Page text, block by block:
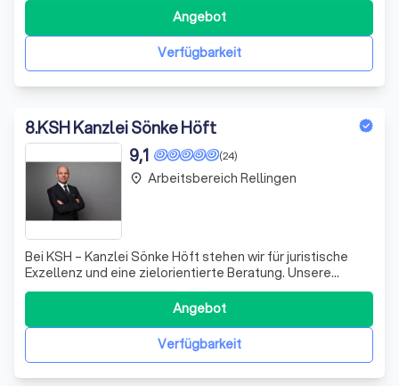
Arbeitsrecht und allgemeines Zivil- und Wirtschaftsrecht
an. Ich vertrete sowohl Mieter als auch Vermieter und
helfe bei der Ausarbeitung und dem Absc
Verfügbarkeit
Angebot
8.KSH Kanzlei Sönke Höft
(24)
9,1
Bei KSH – Kanzlei Sönke Höft stehen wir für juristische
Exzellenz und eine zielorientierte Beratung. Unsere
Kanzlei zeichnet sich durch Fachanwaltschaften und
umfassende Berufserfahrung aus, die es uns
ermöglichen, höchsten Qualitätsansprüchen gerecht zu
werden. Unsere Mandanten schätzen insbesonder
Verfügbarkeit
Angebot
place Arbeitsbereich Rellingen